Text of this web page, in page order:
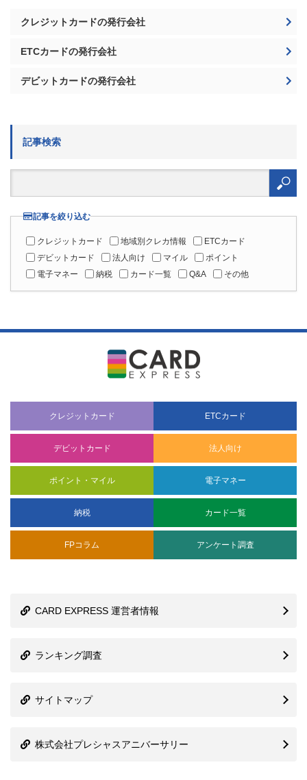
クレジットカードの発行会社
ETCカードの発行会社
デビットカードの発行会社
記事検索
検
記事を絞り込む
クレジットカード 地域別クレカ情報
ETCカード
デビットカード
法人向け マイル
ポイント
電子マネー
納税 カード一覧 Q&A その他
クレジットカード ETCカード
デビットカード 法人向け
ポイント・マイル 電子マネー
納税 カード一覧
FPコラム アンケート調査
CARD EXPRESS 運営者情報
ランキング調査
サイトマップ
株式会社プレシャスアニバーサリー